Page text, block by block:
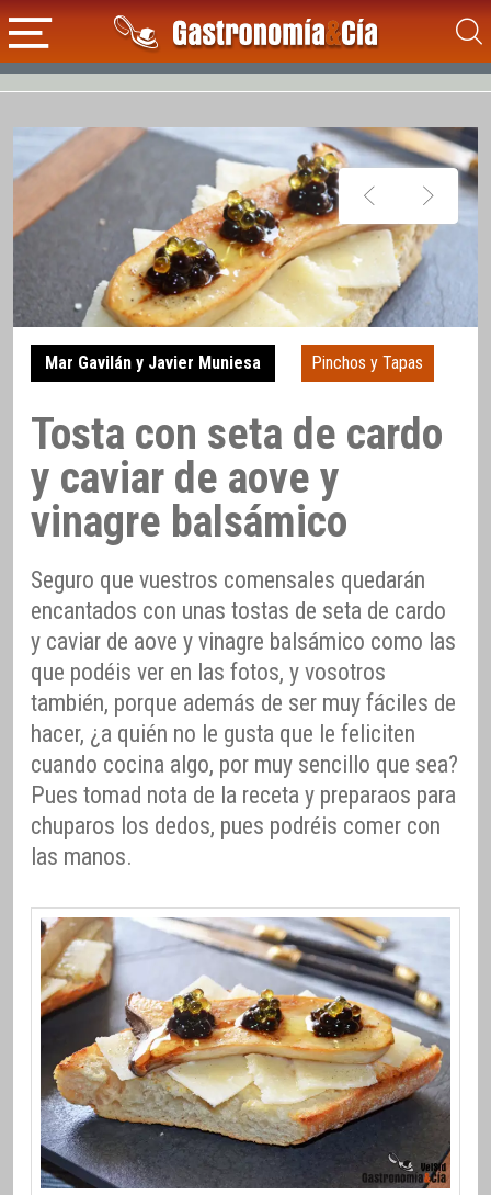
Mar Gavilán y Javier Muniesa Pinchos y Tapas
Tosta con seta de cardo
y caviar de aove y
vinagre balsámico
Seguro que vuestros comensales quedarán
encantados con unas tostas de seta de cardo
y caviar de aove y vinagre balsámico como las
que podéis ver en las fotos, y vosotros
también, porque además de ser muy fáciles de
hacer, ¿a quién no le gusta que le feliciten
cuando cocina algo, por muy sencillo que sea?
Pues tomad nota de la receta y preparaos para
chuparos los dedos, pues podréis comer con
las manos.